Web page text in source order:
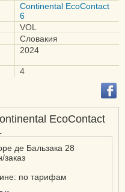
LX20
UHP
3
5
EP
2
5
3
3E
5
Continental EcoContact
6
VOL
Словакия
2024
4
EcoContact
де Бальзака 28
заказ
по тарифам